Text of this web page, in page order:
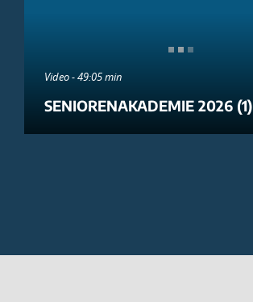
Video - 49:05 min
SENIORENAKADEMIE 2026 (1)